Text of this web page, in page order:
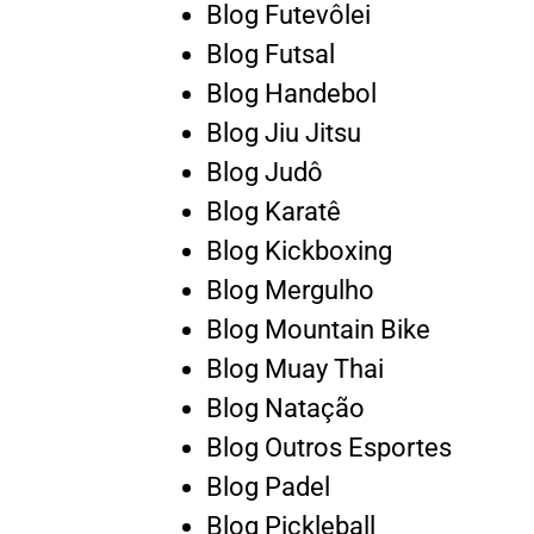
Blog Futevôlei
Blog Futsal
Blog Handebol
Blog Jiu Jitsu
Blog Judô
Blog Karatê
Blog Kickboxing
Blog Mergulho
Blog Mountain Bike
Blog Muay Thai
Blog Natação
Blog Outros Esportes
Blog Padel
Blog Pickleball